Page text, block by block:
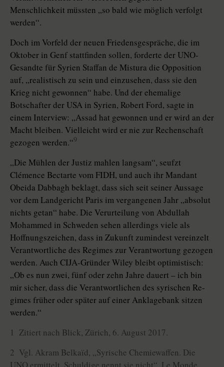
Menschlichkeit müssten „so bald wie möglich verfolgt
werden“.
Doch im Vorfeld der neuen Friedensgespräche, die im
Oktober in Genf stattfinden sollen, forderte der UNO-
Gesandte für Syrien Staffan de Mistura die Opposition
auf, „realistisch zu sein und einzusehen, dass sie den
Krieg nicht gewonnen“ habe. Und der ehemalige
Botschafter der USA in Syrien, Robert Ford, sagte in
einem Interview: „Assad hat gewonnen und er wird an der
Macht bleiben. Vielleicht wird er nie zur Rechenschaft
gezogen werden.“9
„Die Mühlen der Justiz mahlen langsam“, seufzt
Clémence Bec­tarte vom FIDH, und auch ihr Mandant
Obeida Dabbagh beklagt, dass sich seit seiner Aussage
vor dem Landgericht Paris im vergangenen Jahr „absolut
nichts getan“ habe. Die Verurteilung von Abdullah
Mohammed in Schweden sehen allerdings viele als
Hoffnungszeichen, dass in Zukunft zumindest vereinzelt
Verantwortliche des Regimes zur Verantwortung gezogen
werden. Auch CIJA-­Gründer Wiley bleibt optimistisch:
„Ob es nun zwei, fünf oder zehn Jahre dauert – ich bin
mir sicher, dass die Verantwortlichen des syrischen Re­
gimes früher oder später auf einer Anklagebank sitzen
werden.“
1 Zitiert nach Blick, Zürich, 6. August 2017.
2 Vgl. Akram Belkaïd, „Syrische Chemiewaffen. Die
UNO ermittelt, Schuldige nennt sie nicht“, Le Monde